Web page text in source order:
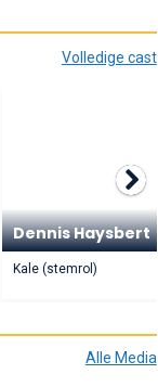
Volledige cast
Dennis Haysbert
Kale (stemrol)
Alle Media